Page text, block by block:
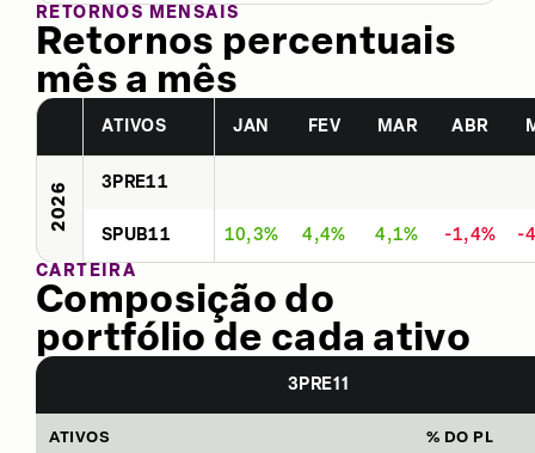
RETORNOS MENSAIS
Retornos percentuais
mês a mês
ATIVOS JAN FEV MAR ABR
2026 3PRE11
SPUB11 10,3% 4,4% 4,1% -1,4%
-
CARTEIRA
Composição do
portfólio de cada ativo
3PRE11
ATIVOS % DO PL